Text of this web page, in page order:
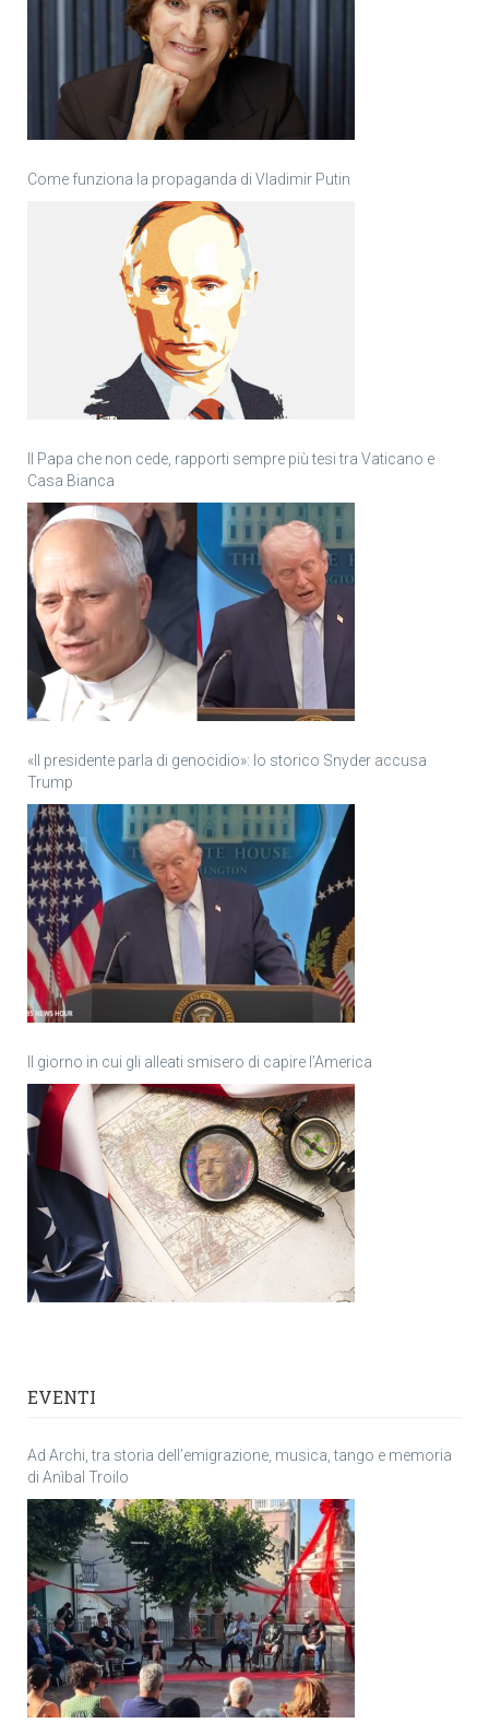
Come funziona la propaganda di Vladimir Putin
Il Papa che non cede, rapporti sempre più tesi tra Vaticano e
Casa Bianca
«Il presidente parla di genocidio»: lo storico Snyder accusa
Trump
Il giorno in cui gli alleati smisero di capire l’America
EVENTI
Ad Archi, tra storia dell’emigrazione, musica, tango e memoria
di Anìbal Troilo